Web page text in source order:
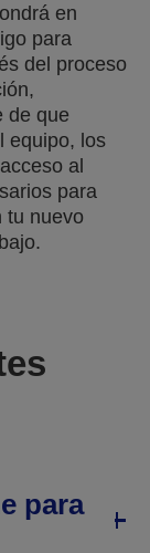
en
para
del proceso
de que
equipo, los
al
para
tu nuevo
para